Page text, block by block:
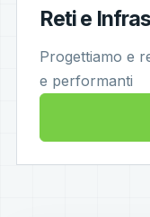
Reti e
Progettiamo e
e performanti